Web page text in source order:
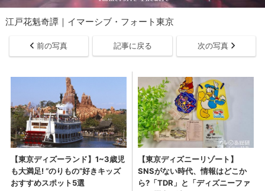
江戸花魁奇譚｜イマーシブ・フォート東京
前の写真 記事に戻る 次の写真